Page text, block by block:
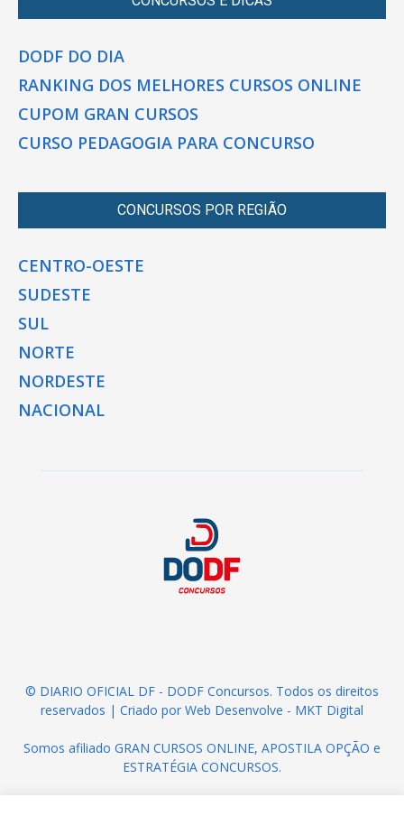
DODF DO DIA
RANKING DOS MELHORES CURSOS ONLINE
CUPOM GRAN CURSOS
CURSO PEDAGOGIA PARA CONCURSO
CONCURSOS POR REGIÃO
CENTRO-OESTE
SUDESTE
SUL
NORTE
NORDESTE
NACIONAL
© DIARIO OFICIAL DF - DODF Concursos. Todos os direitos
reservados | Criado por Web Desenvolve - MKT Digital
Somos afiliado GRAN CURSOS ONLINE, APOSTILA OPÇÃO e
ESTRATÉGIA CONCURSOS.